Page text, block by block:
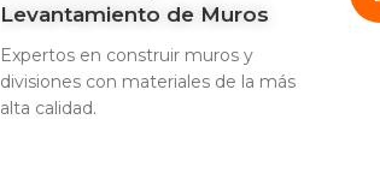
Levantamiento de Muros
Expertos en construir muros y
divisiones con materiales de la más
alta calidad.